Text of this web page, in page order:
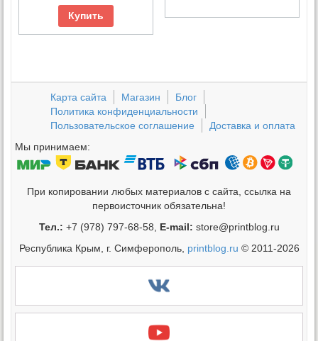
Купить
Карта сайта Магазин
Блог
Политика конфиденциальности
Пользовательское соглашение
Доставка и оплата
Мы принимаем:
При копировании любых материалов с сайта, ссылка на
первоисточник обязательна!
Тел.: +7 (978) 797-68-58, E-mail: store@printblog.ru
Республика Крым, г. Симферополь, printblog.ru © 2011-2026